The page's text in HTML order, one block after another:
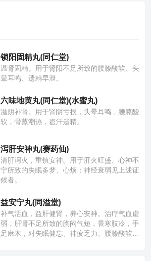
锁阳固精丸(同仁堂)
温肾固精。用于肾阳不足所致的腰膝酸软、头
晕耳鸣、遗精早泄。
六味地黄丸(同仁堂)(水蜜丸)
滋阴补肾。用于肾阴亏损，头晕耳鸣，腰膝酸
软，骨蒸潮热，盗汗遗精。
泻肝安神丸(赛药仙)
清肝泻火，重镇安神。用于肝火旺盛、心神不
宁所致的失眠多梦、心烦；神经衰弱见上述证
候者。
益安宁丸(同溢堂)
补气活血，益肝健肾，养心安神。治疗气血虚
弱，肝肾不足所致的胸闷气短，畏寒肢冷，手
足麻木，对失眠健忘、神疲乏力、腰膝酸软也